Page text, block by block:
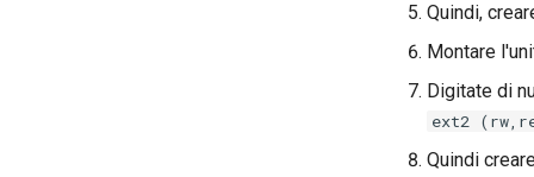
Quindi,
Montare
Digitate di
ext2
Quindi